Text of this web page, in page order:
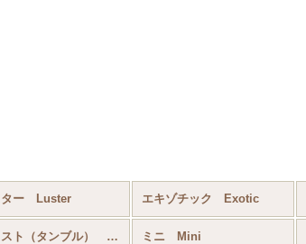
ター Luster エキゾチック Exotic
フロスト（タンブル） Frost（Tumble） ミニ Mini